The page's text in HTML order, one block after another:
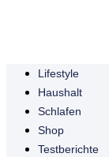
Lifestyle
Haushalt
Schlafen
Shop
Testberichte